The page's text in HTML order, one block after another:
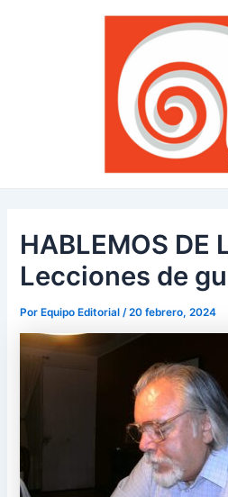
HABLEMOS DE
Lecciones de
Por Equipo Editorial/20 febrero, 2024